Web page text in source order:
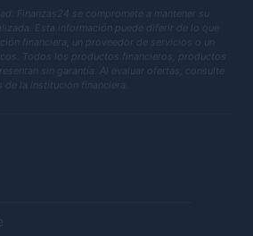
Finanzas24 se compromete a mantener su
Esta información puede diferir de lo que
financiera, un proveedor de servicios o un
Todos los productos financieros, productos
sin garantía. Al evaluar ofertas, consulte
de la institución financiera.